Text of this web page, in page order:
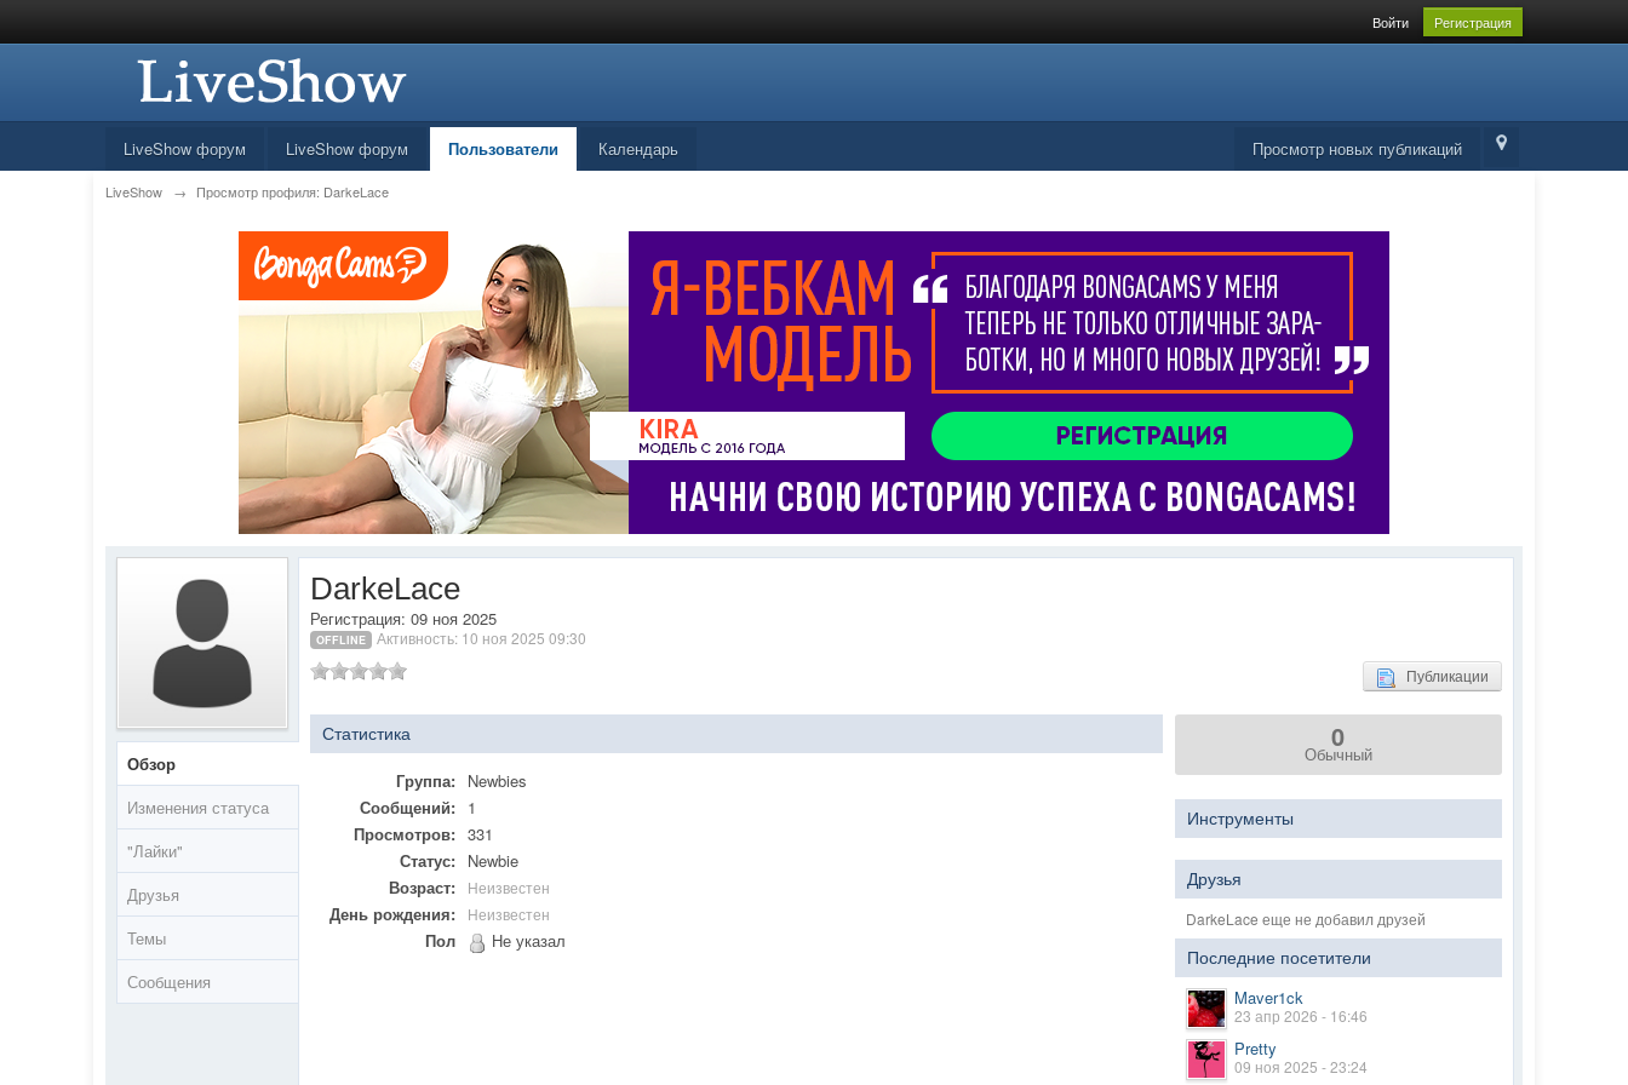
Войти Регистрация
Просмотр новых публикаций
LiveShow форум LiveShow форум Пользователи Календарь
LiveShow → Просмотр профиля: DarkeLace
Обзор
Изменения статуса
"Лайки"
Друзья
Темы
Сообщения
DarkeLace
Регистрация: 09 ноя 2025
OFFLINE
Активность: 10 ноя 2025 09:30
Публикации
Статистика
Группа: Newbies
Сообщений: 1
Просмотров: 331
Статус: Newbie
Возраст:
Неизвестен
День рождения: Неизвестен
Пол Не указал
0
Обычный
Инструменты
Друзья
DarkeLace еще не добавил друзей
Последние посетители
Maver1ck
23 апр 2026 - 16:46
Pretty
09 ноя 2025 - 23:24